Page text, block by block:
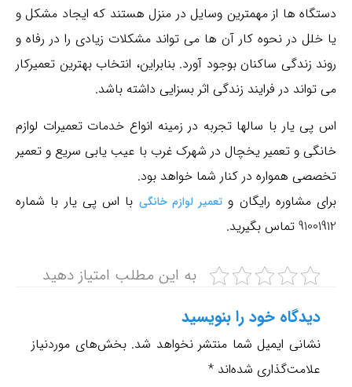
دستگاه ها از مهمترین وسایل در منزل هستند که ایجاد مشکل و
یا خلل در نحوه کار آن ها می تواند مشکلات زیادی را در رفاه و
روند زندگی ساکنان بوجود آورد. بنابراین، انتخاب بهترین تعمیرکار
می تواند در فرایند زندگی اثر بسزایی داشته باشد.
اینکه یخچال فریزر و ساید بای ساید شما چه برندی و از چه
مدلی می باشد و یا آن را از کجا خریده اید مهم نمی باشد.
تعمیرکاران مجرب تعمیرگاه و نمایندگی مجاز دیبا پشتیبان آماده
پذیرش مسئولیت تعمیرات یخچال در شهرک غرب شما با تعهد
کامل می باشند.
تعمیر در منزل یا محل مورد نظر شما در شهرک غرب تهران با
تعمیر سریع و تضمینی با قطعات ارجینال ضمانت دار
۶ ماه گارانتی خدمات تعمیرات با پشتیبانی ۲۴ ساعته در ۷ روز
هفته
اس پی یار با سالها تجربه در زمینه انواع خدمات تعمیرات لوازم
خانگی و تعمیر یخچال در شهرک غرب با عیب یابی سریع و تعمیر
تخصصی همواره در کنار شما خواهد بود.
برای مشاوره رایگان و تعمیر لوازم خانگی با اس پی یار با شماره
91001912 تماس بگیرید.
به این مطلب امتیاز دهید
دیدگاه‌ خود را بنویسید
نشانی ایمیل شما منتشر نخواهد شد. بخش‌های موردنیاز
علامت‌گذاری شده‌اند *